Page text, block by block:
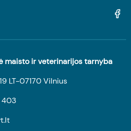
maisto ir veterinarijos tarnyba
LT-07170 Vilnius